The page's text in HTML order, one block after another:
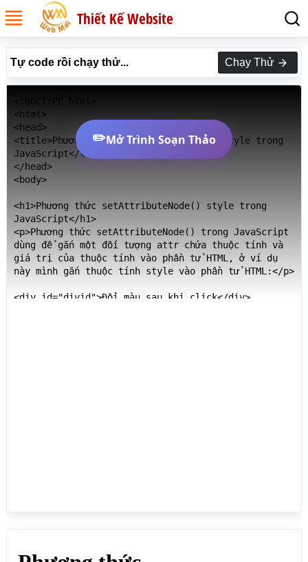
Thiết Kế Website
Tự code rồi chạy thử... Chạy Thử
<html>
<head>
<title>Phương thức setAttributeNode() style trong
JavaScript</title>
</head>
<body>
<h1>Phương thức setAttributeNode() style trong
JavaScript</h1>
<p>Phương thức setAttributeNode() trong JavaScript
dùng để gắn một đối tượng attr chứa thuộc tính và
giá trị của thuộc tính vào phần tử HTML, ở ví dụ
này mình gắn thuộc tính style vào phần tử HTML:</p>
<div id="divid">Đổi màu sau khi click</div>
✏️Mở Trình Soạn Thảo